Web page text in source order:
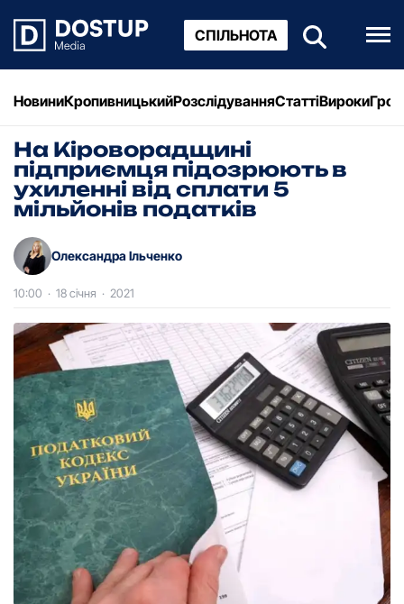
СПІЛЬНОТА
НовиниКропивницькийРозслідуванняСтаттіВироки
На Кіроворадщині
підприємця підозрюють в
ухиленні від сплати 5
мільйонів податків
Олександра Ільченко
10:00 · 18 січня · 2021